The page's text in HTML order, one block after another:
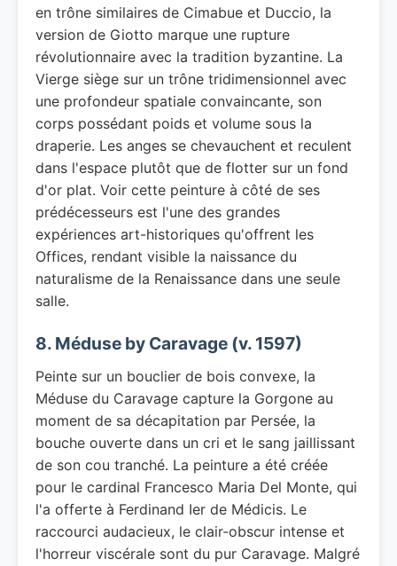
en trône similaires de Cimabue et Duccio, la
version de Giotto marque une rupture
révolutionnaire avec la tradition byzantine. La
Vierge siège sur un trône tridimensionnel avec
une profondeur spatiale convaincante, son
corps possédant poids et volume sous la
draperie. Les anges se chevauchent et reculent
dans l'espace plutôt que de flotter sur un fond
d'or plat. Voir cette peinture à côté de ses
prédécesseurs est l'une des grandes
expériences art-historiques qu'offrent les
Offices, rendant visible la naissance du
naturalisme de la Renaissance dans une seule
salle.
8. Méduse by Caravage (v. 1597)
Peinte sur un bouclier de bois convexe, la
Méduse du Caravage capture la Gorgone au
moment de sa décapitation par Persée, la
bouche ouverte dans un cri et le sang jaillissant
de son cou tranché. La peinture a été créée
pour le cardinal Francesco Maria Del Monte, qui
l'a offerte à Ferdinand Ier de Médicis. Le
raccourci audacieux, le clair-obscur intense et
l'horreur viscérale sont du pur Caravage. Malgré